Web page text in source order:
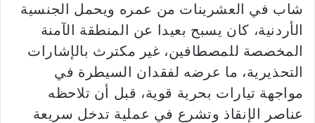
شاب في العشرينات من عمره ويحمل الجنسية
الأردنية، كان يسبح بعيدا عن المنطقة الآمنة
المخصصة للمصطافين، غير مكترث بالإشارات
التحذيرية، ما عرضه لفقدان السيطرة في
مواجهة تيارات بحرية قوية، قبل أن تلاحظه
عناصر الإنقاذ وتشرع في عملية تدخل سريعة